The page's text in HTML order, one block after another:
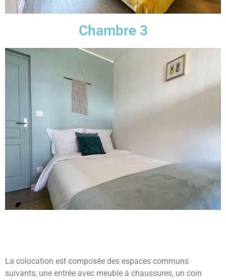
Chambre 3
La colocation est composée des espaces communs
suivants; une entrée avec meuble à chaussures, un coin